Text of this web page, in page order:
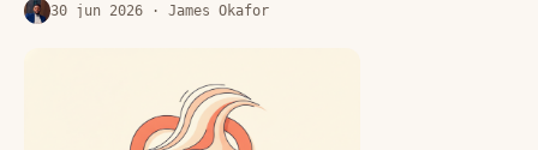
30 jun 2026 · James Okafor